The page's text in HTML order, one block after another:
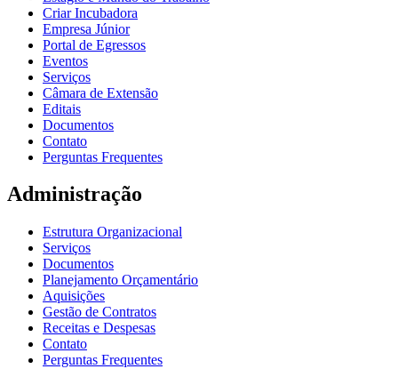
Criar Incubadora
Empresa Júnior
Portal de Egressos
Eventos
Serviços
Câmara de Extensão
Editais
Documentos
Contato
Perguntas Frequentes
Administração
Estrutura Organizacional
Serviços
Documentos
Planejamento Orçamentário
Aquisições
Gestão de Contratos
Receitas e Despesas
Contato
Perguntas Frequentes